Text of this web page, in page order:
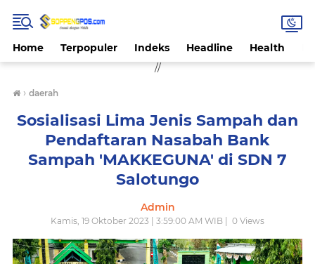
Home Terpopuler Indeks Headline Health
//
› daerah
Sosialisasi Lima Jenis Sampah dan
Pendaftaran Nasabah Bank
Sampah 'MAKKEGUNA' di SDN 7
Salotungo
Admin
Kamis, 19 Oktober 2023 | 3:59:00 AM WIB | 0 Views